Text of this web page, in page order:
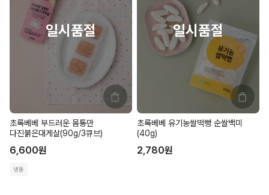
초록베베 부드러운 몸통만
다진붉은대게살(90g/3큐브)
6,600원
냉동
초록베베 유기농쌀떡뻥 순쌀백미
(40g)
2,780원